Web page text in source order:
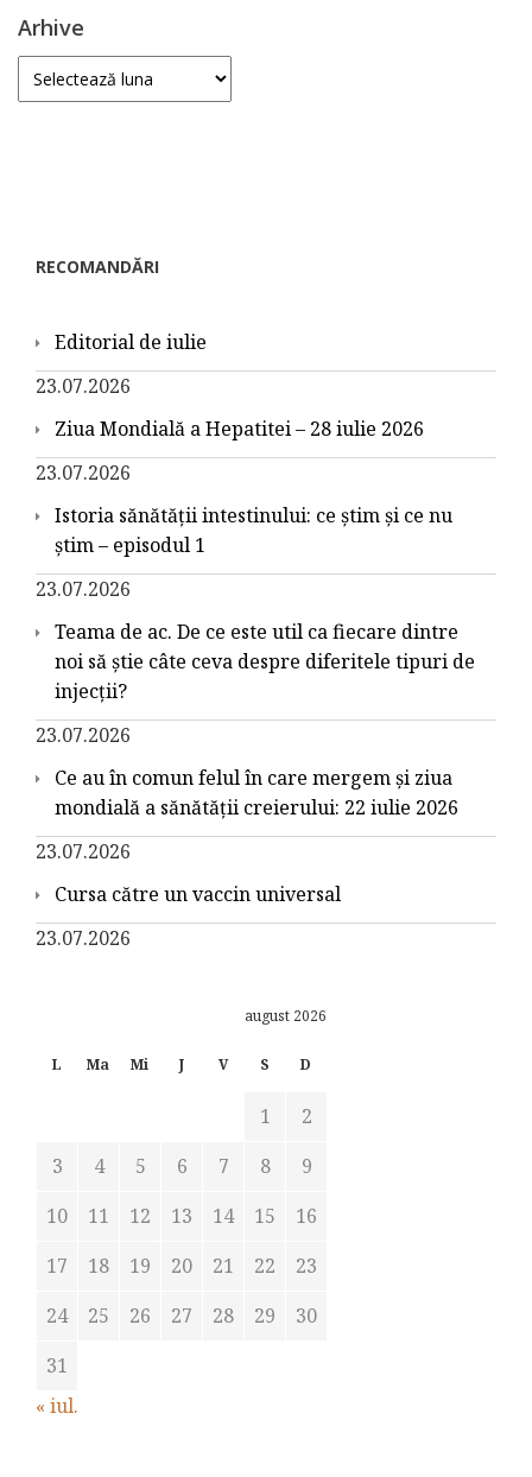
Arhive
Arhive
RECOMANDĂRI
Editorial de iulie
23.07.2026
Ziua Mondială a Hepatitei – 28 iulie 2026
23.07.2026
Istoria sănătății intestinului: ce știm și ce nu
știm – episodul 1
23.07.2026
Teama de ac. De ce este util ca fiecare dintre
noi să știe câte ceva despre diferitele tipuri de
injecții?
23.07.2026
Ce au în comun felul în care mergem și ziua
mondială a sănătății creierului: 22 iulie 2026
23.07.2026
Cursa către un vaccin universal
23.07.2026
august 2026
L Ma Mi J V S D
1
2
3
4 5 6 7 8
9
10
11 12 13 14 15
16
17
18 19 20 21 22
23
24
25 26 27 28 29
30
31
« iul.